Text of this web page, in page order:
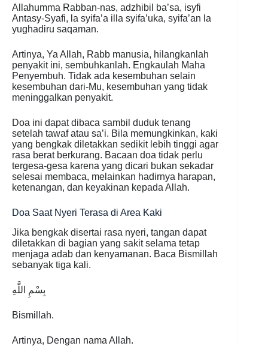
Allahumma Rabban-nas, adzhibil ba’sa, isyfi
Antasy-Syafi, la syifa’a illa syifa’uka, syifa’an la
yughadiru saqaman.
Artinya, Ya Allah, Rabb manusia, hilangkanlah
penyakit ini, sembuhkanlah. Engkaulah Maha
Penyembuh. Tidak ada kesembuhan selain
kesembuhan dari-Mu, kesembuhan yang tidak
meninggalkan penyakit.
Doa ini dapat dibaca sambil duduk tenang
setelah tawaf atau sa’i. Bila memungkinkan, kaki
yang bengkak diletakkan sedikit lebih tinggi agar
rasa berat berkurang. Bacaan doa tidak perlu
tergesa-gesa karena yang dicari bukan sekadar
selesai membaca, melainkan hadirnya harapan,
ketenangan, dan keyakinan kepada Allah.
Doa Saat Nyeri Terasa di Area Kaki
Jika bengkak disertai rasa nyeri, tangan dapat
diletakkan di bagian yang sakit selama tetap
menjaga adab dan kenyamanan. Baca Bismillah
sebanyak tiga kali.
بِسْمِ اللَّهِ
Bismillah.
Artinya, Dengan nama Allah.